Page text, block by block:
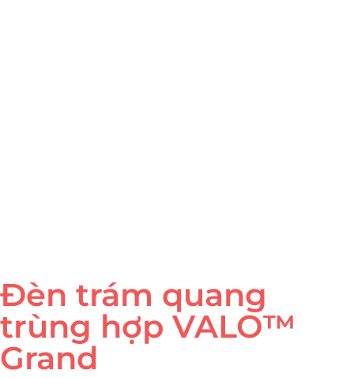
Đèn trám quang
trùng hợp VALO™
Grand